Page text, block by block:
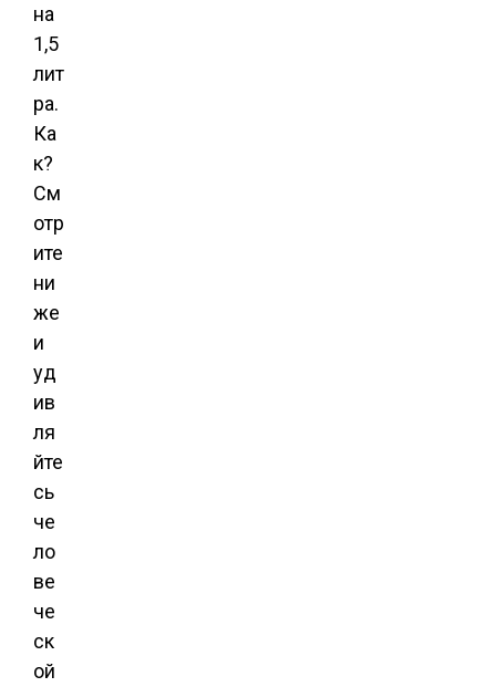
на
1,5
лит
ра.
Ка
к?
См
отр
ите
ни
же
и
уд
ив
ля
йте
сь
че
ло
ве
че
ск
ой